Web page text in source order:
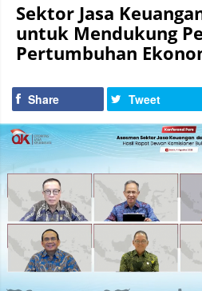
Sektor Jasa
untuk Mendukung
Pertumbuhan
Share Tweet